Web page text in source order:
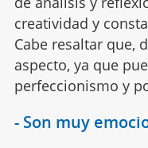
creatividad y
Cabe resaltar que,
aspecto, ya que
perfeccionismo y
- Son muy